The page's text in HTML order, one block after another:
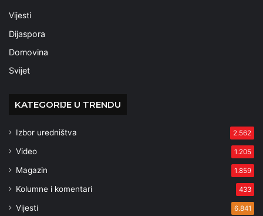
Vijesti
Dijaspora
Domovina
Svijet
KATEGORIJE U TRENDU
Izbor uredništva 2.562
Video 1.205
Magazin 1.859
Kolumne i komentari 433
Vijesti 6.841